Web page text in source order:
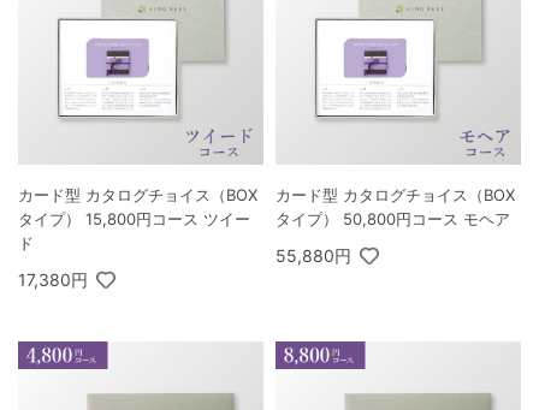
カード型 カタログチョイス（BOX
タイプ） 15,800円コース ツイー
ド
17,380円
カード型 カタログチョイス（BOX
タイプ） 50,800円コース モヘア
55,880円